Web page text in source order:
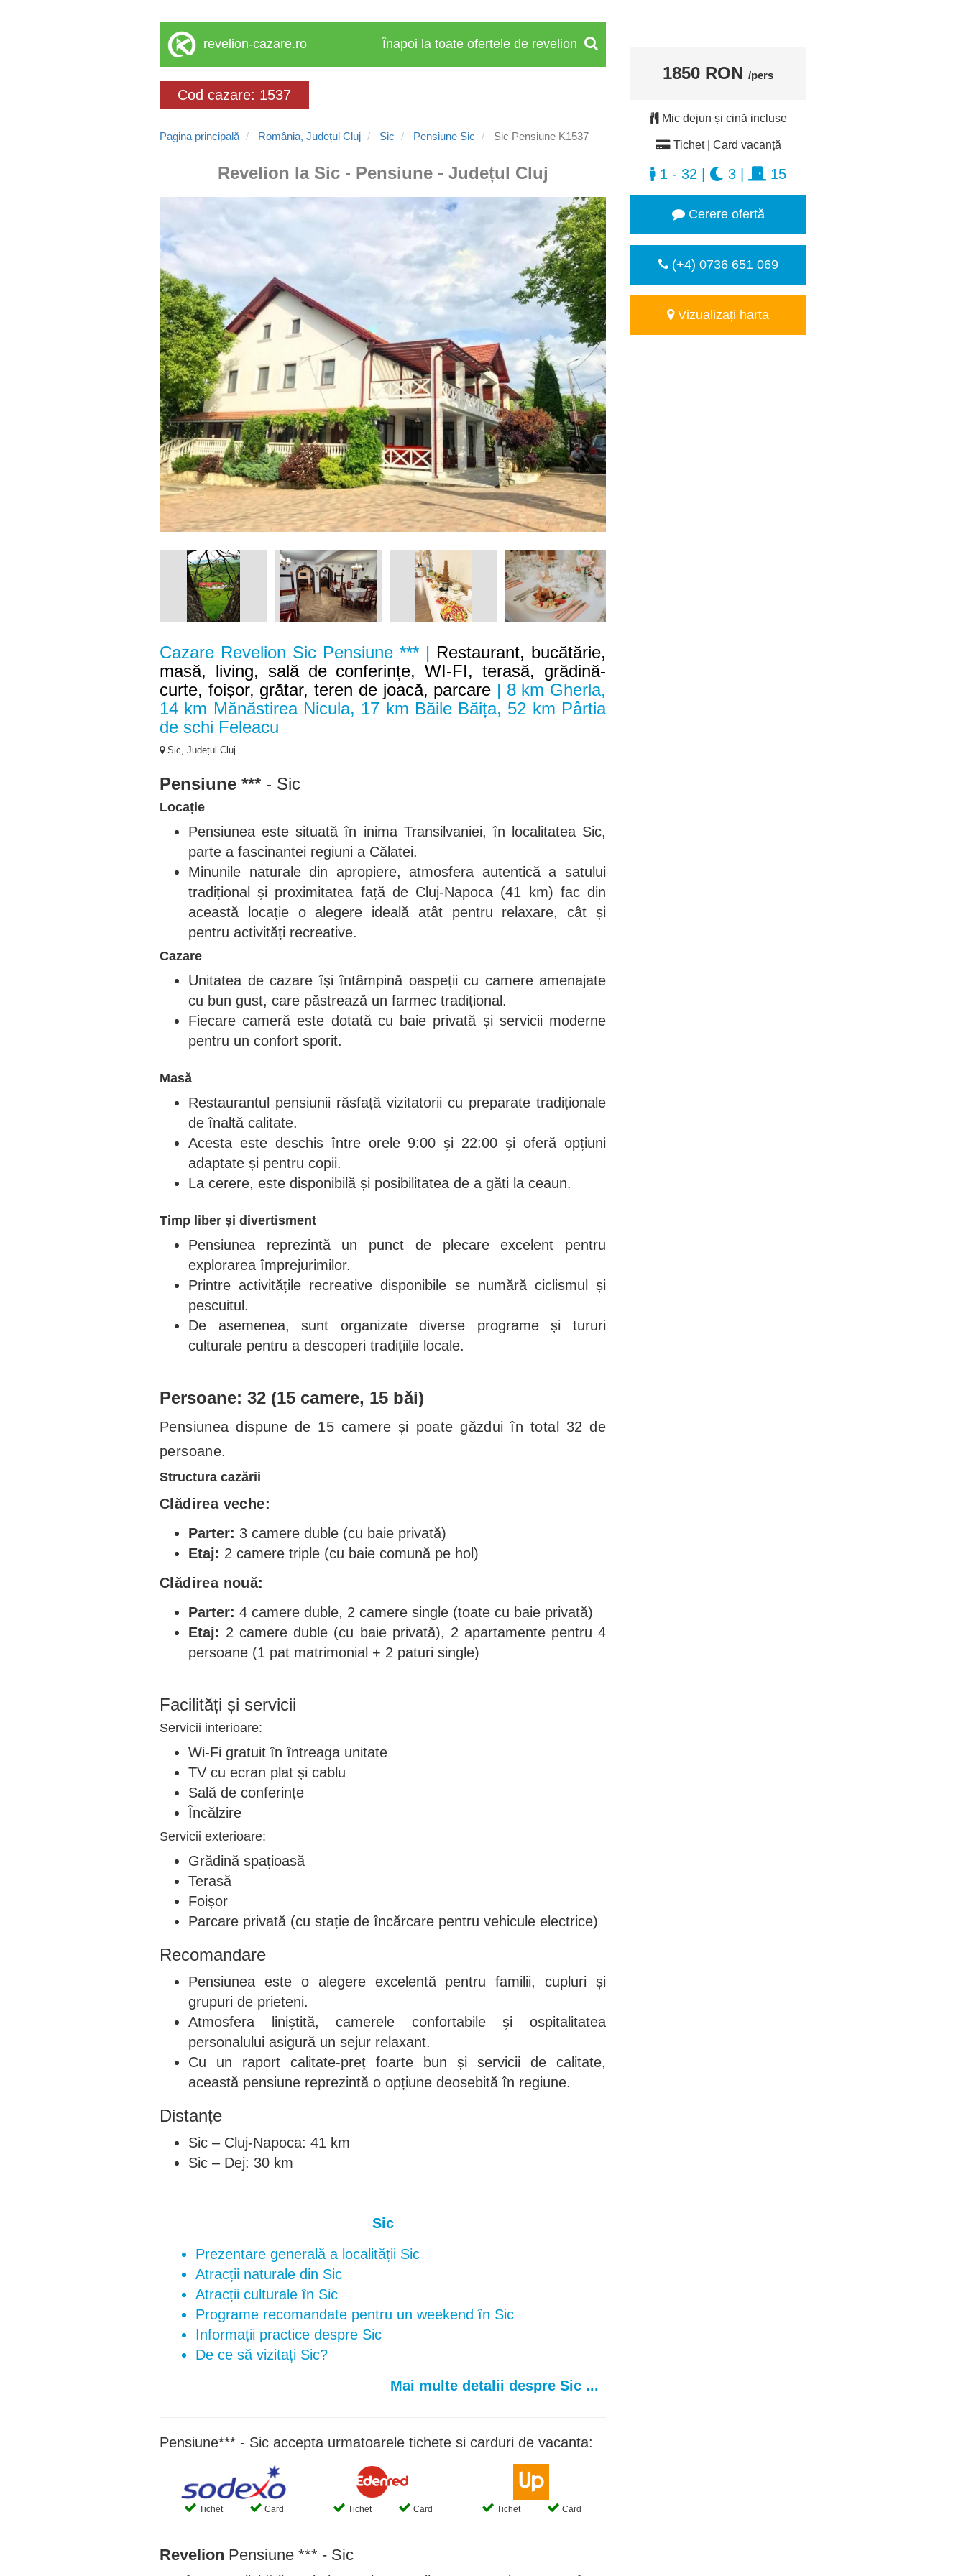
revelion-cazare.ro Înapoi la toate ofertele de revelion
Cod cazare: 1537
Pagina principală România, Județul Cluj Sic Pensiune Sic Sic Pensiune K1537
Revelion la Sic - Pensiune - Județul Cluj
Cazare Revelion Sic Pensiune *** | Restaurant, bucătărie,
masă, living, sală de conferințe, WI-FI, terasă, grădină-
curte, foișor, grătar, teren de joacă, parcare | 8 km Gherla,
14 km Mănăstirea Nicula, 17 km Băile Băița, 52 km Pârtia
de schi Feleacu
Sic, Județul Cluj
Pensiune *** - Sic
Locație
Pensiunea este situată în inima Transilvaniei, în localitatea Sic,
parte a fascinantei regiuni a Călatei.
Minunile naturale din apropiere, atmosfera autentică a satului
tradițional și proximitatea față de Cluj-Napoca (41 km) fac din
această locație o alegere ideală atât pentru relaxare, cât și
pentru activități recreative.
Cazare
Unitatea de cazare își întâmpină oaspeții cu camere amenajate
cu bun gust, care păstrează un farmec tradițional.
Fiecare cameră este dotată cu baie privată și servicii moderne
pentru un confort sporit.
Masă
Restaurantul pensiunii răsfață vizitatorii cu preparate tradiționale
de înaltă calitate.
Acesta este deschis între orele 9:00 și 22:00 și oferă opțiuni
adaptate și pentru copii.
La cerere, este disponibilă și posibilitatea de a găti la ceaun.
Timp liber și divertisment
Pensiunea reprezintă un punct de plecare excelent pentru
explorarea împrejurimilor.
Printre activitățile recreative disponibile se numără ciclismul și
pescuitul.
De asemenea, sunt organizate diverse programe și tururi
culturale pentru a descoperi tradițiile locale.
Persoane: 32 (15 camere, 15 băi)
Pensiunea dispune de 15 camere și poate găzdui în total 32 de
persoane.
Structura cazării
Clădirea veche:
Parter: 3 camere duble (cu baie privată)
Etaj: 2 camere triple (cu baie comună pe hol)
Clădirea nouă:
Parter: 4 camere duble, 2 camere single (toate cu baie privată)
Etaj: 2 camere duble (cu baie privată), 2 apartamente pentru 4
persoane (1 pat matrimonial + 2 paturi single)
Facilități și servicii
Servicii interioare:
Wi-Fi gratuit în întreaga unitate
TV cu ecran plat și cablu
Sală de conferințe
Încălzire
Servicii exterioare:
Grădină spațioasă
Terasă
Foișor
Parcare privată (cu stație de încărcare pentru vehicule electrice)
Recomandare
Pensiunea este o alegere excelentă pentru familii, cupluri și
grupuri de prieteni.
Atmosfera liniștită, camerele confortabile și ospitalitatea
personalului asigură un sejur relaxant.
Cu un raport calitate-preț foarte bun și servicii de calitate,
această pensiune reprezintă o opțiune deosebită în regiune.
Distanțe
Sic – Cluj-Napoca: 41 km
Sic – Dej: 30 km
Sic
Prezentare generală a localității Sic
Atracții naturale din Sic
Atracții culturale în Sic
Programe recomandate pentru un weekend în Sic
Informații practice despre Sic
De ce să vizitați Sic?
Mai multe detalii despre Sic ...
Pensiune*** - Sic accepta urmatoarele tichete si carduri de vacanta:
Tichet Card Tichet Card Tichet Card
Revelion Pensiune *** - Sic
1850 RON /pers
Mic dejun și cină incluse
Tichet | Card vacanță
1 - 32 3 15
Cerere ofertă
(+4) 0736 651 069
Vizualizați harta